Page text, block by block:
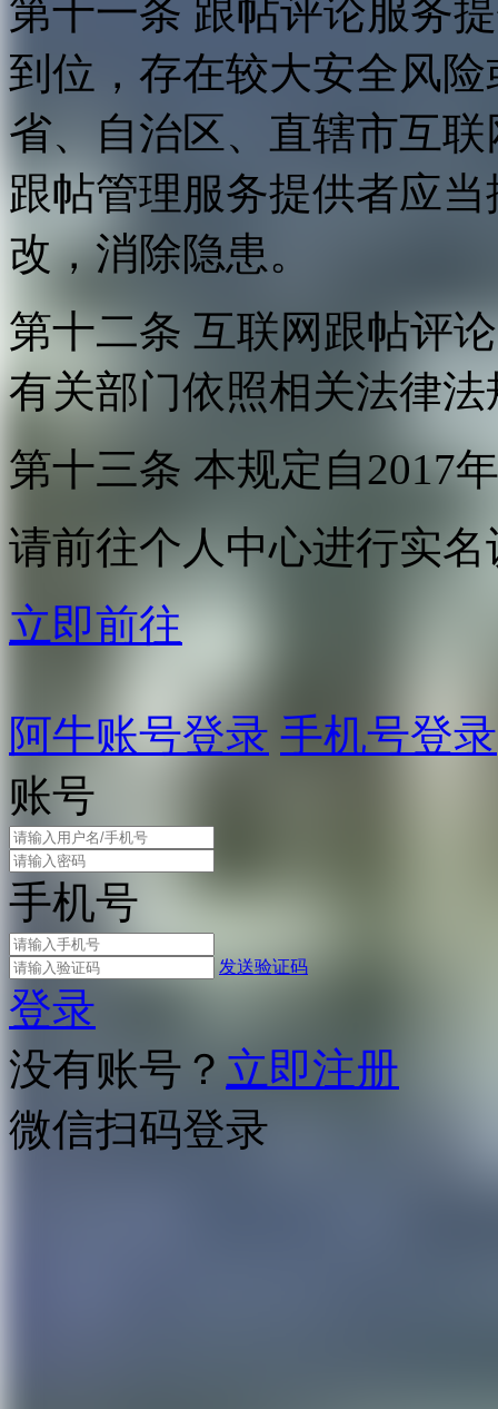
第十一条 跟帖评论服务
到位，存在较大安全风
省、自治区、直辖市互
跟帖管理服务提供者应
改，消除隐患。
第十二条 互联网跟帖评
有关部门依照相关法律
第十三条 本规定自2017
请前往个人中心进行实名
立即前往
阿牛账号登录 手机号登录
账号
手机号
发送验证码
登录
没有账号？ 立即注册
微信扫码登录